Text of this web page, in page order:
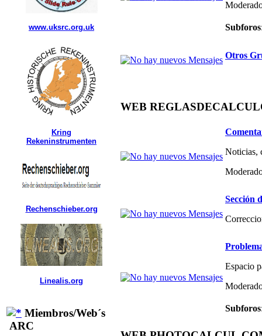
www.uksrc.org.uk
Kring
Rekeninstrumenten
Rechenschieber.org
Linealis.org
Miembros/Web´s
ARC
Subforos
Otros
WEB
Noticias,
Sección
Espacio
Subforos